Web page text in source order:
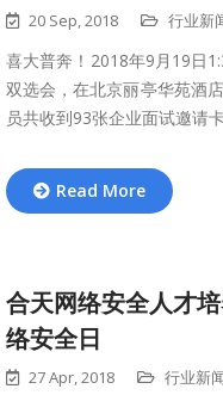
20 Sep, 2018 行业新
喜大普奔！2018年9月19日
双选会，在北京丽亭华苑酒
员共收到93张企业面试邀请
Read More
合天网络安全人才
络安全日
27 Apr, 2018 行业新